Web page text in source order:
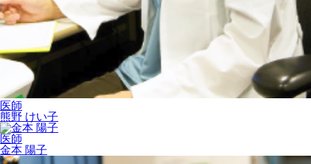
医師
熊野 けい子
医師
金本 陽子